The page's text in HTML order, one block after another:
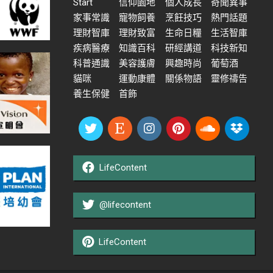
Start 信仰園地 個人成長
奇聞異事
家事常識
寵物飼養 烹飪技巧
熱門話題
理財智庫
理財致富 生命日糧
生活智庫
疾病醫療
知識百科 研經講道
科技新知
科普通識
美容護膚 興趣時尚
葡萄酒
貓咪
運動康體 關係物語
靈修禱告
養生保健
首飾
LifeContent
@lifecontent
LifeContent